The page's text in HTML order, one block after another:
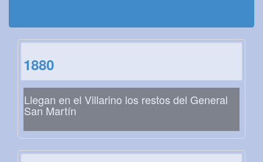
1880
Llegan en el Villarino los restos del General
San Martín